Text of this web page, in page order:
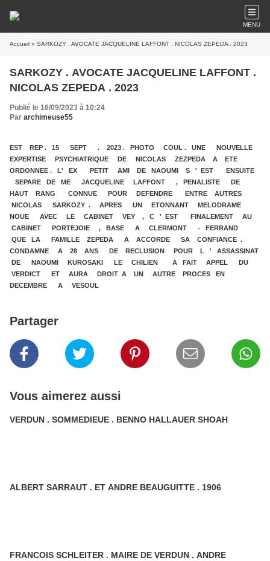
MENU
Accueil » SARKOZY . AVOCATE JACQUELINE LAFFONT . NICOLAS ZEPEDA . 2023
SARKOZY . AVOCATE JACQUELINE LAFFONT .
NICOLAS ZEPEDA . 2023
Publié le 16/09/2023 à 10:24
Par archimeuse55
EST REP . 15 SEPT . 2023 . PHOTO COUL . UNE NOUVELLE
EXPERTISE PSYCHIATRIQUE DE NICOLAS ZEZPEDA A ETE
ORDONNEE . L' EX PETIT AMI DE NAOUMI S ' EST ENSUITE
SEPARE DE ME JACQUELINE LAFFONT , PENALISTE DE
HAUT RANG CONNUE POUR DEFENDRE ENTRE AUTRES
NICOLAS SARKOZY . APRES UN ETONNANT MELODRAME
NOUE AVEC LE CABINET VEY , C ' EST FINALEMENT AU
CABINET PORTEJOIE , BASE A CLERMONT - FERRAND
QUE LA FAMILLE ZEPEDA A ACCORDE SA CONFIANCE .
CONDAMNE A 28 ANS DE RECLUSION POUR L ' ASSASSINAT
DE NAOUMI KUROSAKI LE CHILIEN A FAIT APPEL DU
VERDICT ET AURA DROIT A UN AUTRE PROCES EN
DECEMBRE A VESOUL
Partager
Vous aimerez aussi
VERDUN . SOMMEDIEUE . BENNO HALLAUER SHOAH
ALBERT SARRAUT . ET ANDRE BEAUGUITTE . 1906
FRANCOIS SCHLEITER . MAIRE DE VERDUN . ANDRE